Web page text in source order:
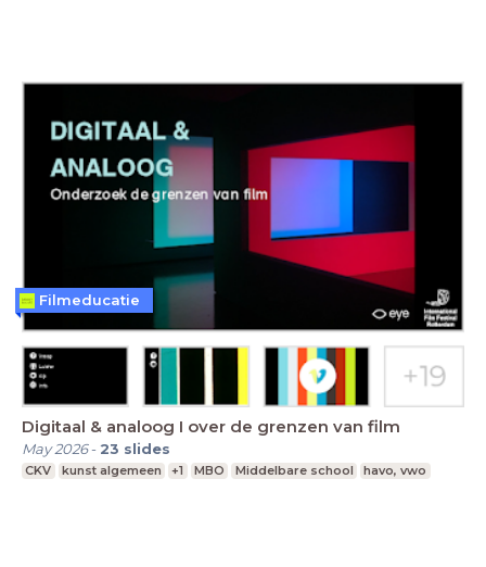
Digitaal & analoog I over de grenzen van film
May 2026- 23 slides
CKV kunst algemeen +1 MBO Middelbare school havo, vwo
Filmeducatie